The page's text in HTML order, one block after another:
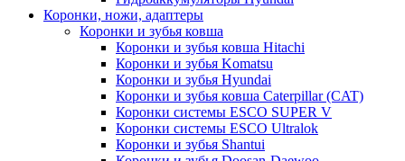
Коронки, ножи, адаптеры
Коронки и зубья ковша
Коронки и зубья ковша Hitachi
Коронки и зубья Komatsu
Коронки и зубья Hyundai
Коронки и зубья ковша Caterpillar (CAT)
Коронки системы ESCO SUPER V
Коронки системы ESCO Ultralok
Коронки и зубья Shantui